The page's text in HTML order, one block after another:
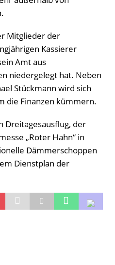
Mitglieder der
Kassierer
Amt aus
niedergelegt hat. Neben
Stückmann wird sich
die Finanzen kümmern.
Dreitagesausflug, der
„Roter Hahn“ in
Dämmerschoppen
Dienstplan der